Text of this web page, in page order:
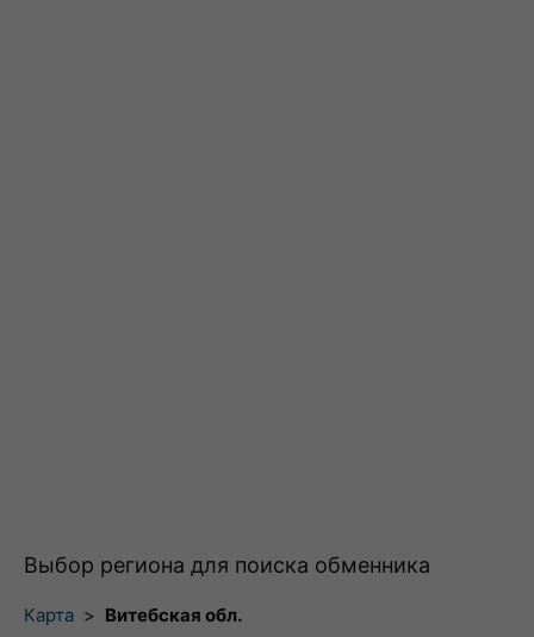
Выбор региона для поиска обменника
Карта > Витебская обл.